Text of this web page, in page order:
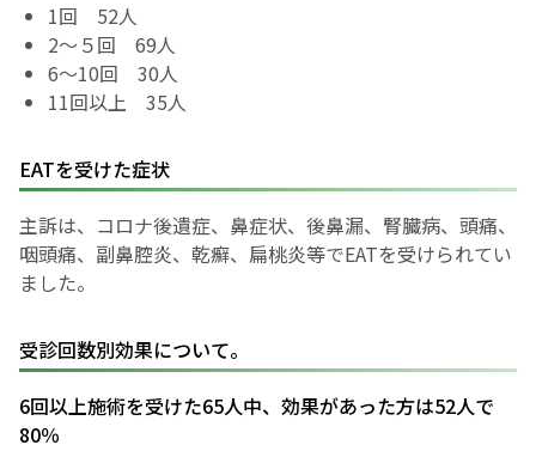
1回 52人
2～５回 69人
6～10回 30人
11回以上 35人
EATを受けた症状
主訴は、コロナ後遺症、鼻症状、後鼻漏、腎臓病、頭痛、
咽頭痛、副鼻腔炎、乾癬、扁桃炎等でEATを受けられてい
ました。
受診回数別効果について。
6回以上施術を受けた65人中、効果があった方は52人で
80％